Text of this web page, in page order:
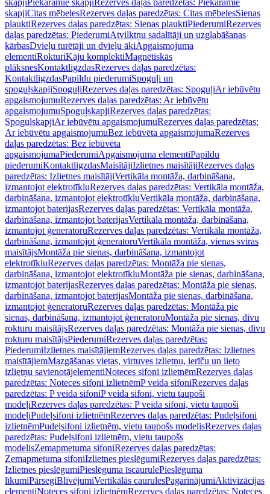
skapjiPiekaramie skapjiRezerves daļas paredzētas: Piekaramie
skapjiCitas mēbelesRezerves daļas paredzētas: Citas mēbelesSienas
plauktiRezerves daļas paredzētas: Sienas plauktiPiederumiRezerves
daļas paredzētas: PiederumiAtvilktņu sadalītāji un uzglabāšanas
kārbasDvieļu turētāji un dvieļu āķiApgaismojuma
elementiRokturiKāju komplektiMagnētiskās
plāksnesKontaktligzdasRezerves daļas paredzētas:
KontaktligzdasPapildu piederumiSpoguļi un
spoguļskapjiSpoguļiRezerves daļas paredzētas: SpoguļiAr iebūvētu
apgaismojumuRezerves daļas paredzētas: Ar iebūvētu
apgaismojumuSpoguļskapjiRezerves daļas paredzētas:
SpoguļskapjiAr iebūvētu apgaismojumuRezerves daļas paredzētas:
Ar iebūvētu apgaismojumuBez iebūvēta apgaismojumaRezerves
daļas paredzētas: Bez iebūvēta
apgaismojumaPiederumiApgaismojuma elementiPapildu
piederumiKontaktligzdasMaisītājiIzlietnes maisītājiRezerves daļas
paredzētas: Izlietnes maisītājiVertikāla montāža, darbināšana,
izmantojot elektrotīkluRezerves daļas paredzētas: Vertikāla montāža,
darbināšana, izmantojot elektrotīkluVertikāla montāža, darbināšana,
izmantojot baterijasRezerves daļas paredzētas: Vertikāla montāža,
darbināšana, izmantojot baterijasVertikāla montāža, darbināšana,
izmantojot ģeneratoruRezerves daļas paredzētas: Vertikāla montāža,
darbināšana, izmantojot ģeneratoruVertikāla montāža, vienas sviras
maisītājsMontāža pie sienas, darbināšana, izmantojot
elektrotīkluRezerves daļas paredzētas: Montāža pie sienas,
darbināšana, izmantojot elektrotīkluMontāža pie sienas, darbināšana,
izmantojot baterijasRezerves daļas paredzētas: Montāža pie sienas,
darbināšana, izmantojot baterijasMontāža pie sienas, darbināšana,
izmantojot ģeneratoruRezerves daļas paredzētas: Montāža pie
sienas, darbināšana, izmantojot ģeneratoruMontāža pie sienas, divu
rokturu maisītājsRezerves daļas paredzētas: Montāža pie sienas, divu
rokturu maisītājsPiederumiRezerves daļas paredzētas:
PiederumiIzlietnes maisītājiemRezerves daļas paredzētas: Izlietnes
maisītājiemMazgāšanas vietas, virtuves izlietņu, ierīču un lieto
izlietņu savienotājelementiNoteces sifoni izlietnēmRezerves daļas
paredzētas: Noteces sifoni izlietnēmP veida sifoniRezerves daļas
paredzētas: P veida sifoniP veida sifoni, vietu taupoši
modeļiRezerves daļas paredzētas: P veida sifoni, vietu taupoši
modeļiPudeļsifoni izlietnēmRezerves daļas paredzētas: Pudeļsifoni
izlietnēmPudeļsifoni izlietnēm, vietu taupošs modelisRezerves daļas
paredzētas: Pudeļsifoni izlietnēm, vietu taupošs
modelisZemapmetuma sifoniRezerves daļas paredzētas:
Zemapmetuma sifoniIzlietnes pieslēgumiRezerves daļas paredzētas:
Izlietnes pieslēgumiPieslēguma īscaurulePieslēguma
līkumiPārsegiBlīvējumiVertikālās caurulesPagarinājumiAktivizācijas
elementiNoteces sifoni izlietnēmRezerves daļas paredzētas: Noteces